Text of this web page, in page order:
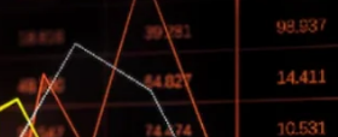
BISMI BABY